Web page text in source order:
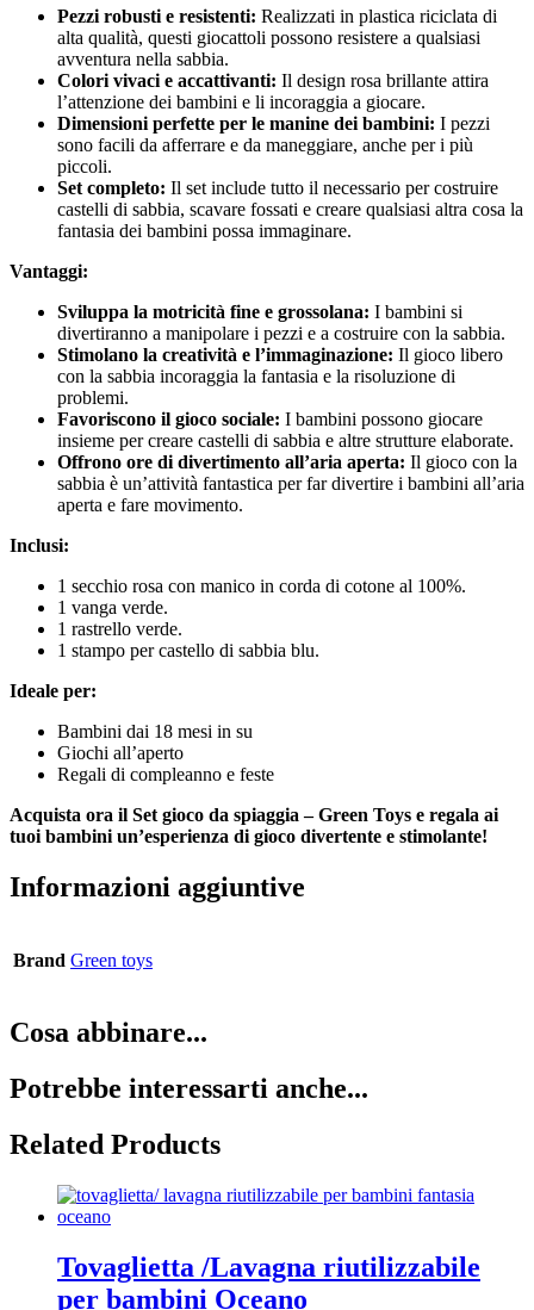
Pezzi robusti e resistenti: Realizzati in plastica riciclata di
alta qualità, questi giocattoli possono resistere a qualsiasi
avventura nella sabbia.
Colori vivaci e accattivanti: Il design rosa brillante attira
l’attenzione dei bambini e li incoraggia a giocare.
Dimensioni perfette per le manine dei bambini: I pezzi
sono facili da afferrare e da maneggiare, anche per i più
piccoli.
Set completo: Il set include tutto il necessario per costruire
castelli di sabbia, scavare fossati e creare qualsiasi altra cosa la
fantasia dei bambini possa immaginare.
Vantaggi:
Sviluppa la motricità fine e grossolana: I bambini si
divertiranno a manipolare i pezzi e a costruire con la sabbia.
Stimolano la creatività e l’immaginazione: Il gioco libero
con la sabbia incoraggia la fantasia e la risoluzione di
problemi.
Favoriscono il gioco sociale: I bambini possono giocare
insieme per creare castelli di sabbia e altre strutture elaborate.
Offrono ore di divertimento all’aria aperta: Il gioco con la
sabbia è un’attività fantastica per far divertire i bambini all’aria
aperta e fare movimento.
Inclusi:
1 secchio rosa con manico in corda di cotone al 100%.
1 vanga verde.
1 rastrello verde.
1 stampo per castello di sabbia blu.
Ideale per:
Bambini dai 18 mesi in su
Giochi all’aperto
Regali di compleanno e feste
Acquista ora il Set gioco da spiaggia – Green Toys e regala ai
tuoi bambini un’esperienza di gioco divertente e stimolante!
Informazioni aggiuntive
Brand Green toys
Cosa abbinare...
Potrebbe interessarti anche...
Related Products
Tovaglietta /Lavagna riutilizzabile
per bambini Oceano